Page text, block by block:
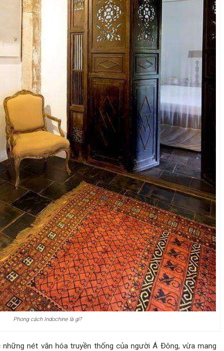
Phong cách Indochine là gì?
nét văn hóa truyền thống của người Á Đông, vừa mang